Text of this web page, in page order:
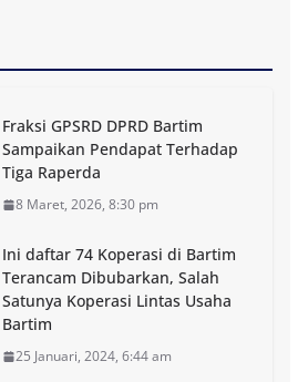
Fraksi GPSRD DPRD Bartim
Sampaikan Pendapat Terhadap
Tiga Raperda
8 Maret, 2026, 8:30 pm
Ini daftar 74 Koperasi di Bartim
Terancam Dibubarkan, Salah
Satunya Koperasi Lintas Usaha
Bartim
25 Januari, 2024, 6:44 am